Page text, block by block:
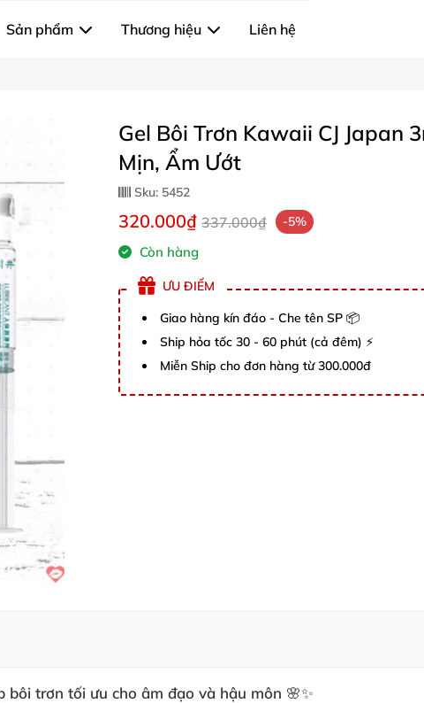
Sản phẩm Thương hiệu Liên hệ
Gel Bôi Trơn Kawaii CJ Japan
Mịn, Ẩm Ướt
Sku: 5452
320.000₫ 337.000₫ -5%
Còn hàng
ƯU ĐIỂM
Giao hàng kín đáo - Che tên SP 📦
Ship hỏa tốc 30 - 60 phút (cả đêm) ⚡
Miễn Ship cho đơn hàng từ 300.000đ
bôi trơn tối ưu cho âm đạo và hậu môn 🌸✨